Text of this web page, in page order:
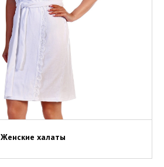
Женские халаты